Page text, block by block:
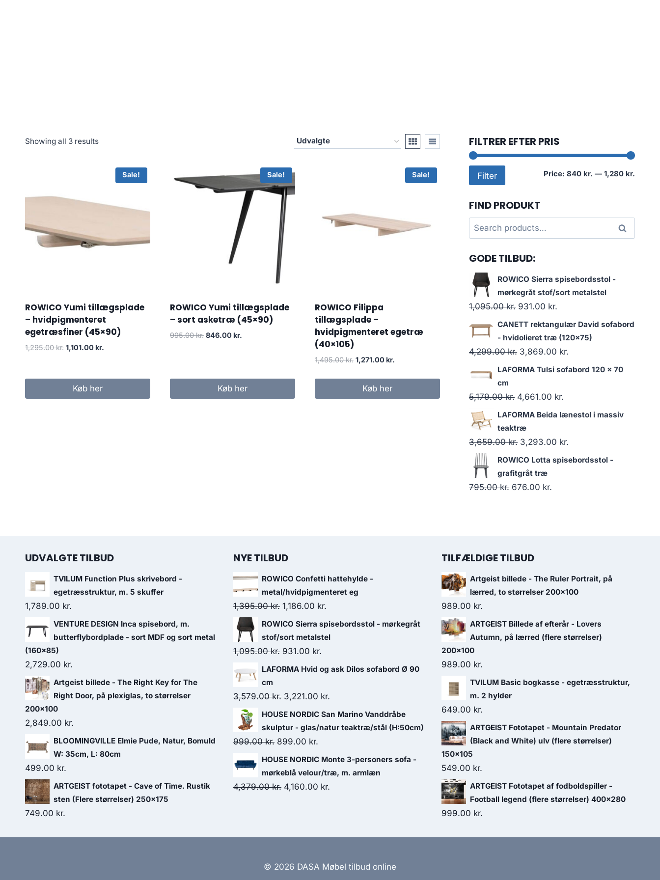
Showing all 3 results
Sale!
ROWICO Yumi tillægsplade
– hvidpigmenteret
egetræsfiner (45×90)
1,295.00kr. 1,101.00 kr.
Køb her
Sale!
ROWICO Yumi tillægsplade
– sort asketræ (45×90)
995.00kr. 846.00 kr.
Køb her
Sale!
ROWICO Filippa
tillægsplade –
hvidpigmenteret egetræ
(40×105)
1,495.00kr. 1,271.00 kr.
Køb her
FILTRER EFTER PRIS
Min
Max
Filter Price: 840 kr. — 1,280 kr.
FIND PRODUKT
Search
for:
Search
GODE TILBUD:
ROWICO Sierra spisebordsstol -
mørkegråt stof/sort metalstel
1,095.00kr. 931.00 kr.
CANETT rektangulær David sofabord
- hvidolieret træ (120x75)
4,299.00kr. 3,869.00 kr.
LAFORMA Tulsi sofabord 120 x 70
cm
5,179.00kr. 4,661.00 kr.
LAFORMA Beida lænestol i massiv
teaktræ
3,659.00kr. 3,293.00 kr.
ROWICO Lotta spisebordsstol -
grafitgråt træ
795.00kr. 676.00 kr.
UDVALGTE TILBUD
TVILUM Function Plus skrivebord -
egetræsstruktur, m. 5 skuffer
1,789.00 kr.
VENTURE DESIGN Inca spisebord, m.
butterflybordplade - sort MDF og sort metal
(160x85)
2,729.00 kr.
Artgeist billede - The Right Key for The
Right Door, på plexiglas, to størrelser
200x100
2,849.00 kr.
BLOOMINGVILLE Elmie Pude, Natur, Bomuld
W: 35cm, L: 80cm
499.00 kr.
ARTGEIST fototapet - Cave of Time. Rustik
sten (Flere størrelser) 250x175
749.00 kr.
NYE TILBUD
ROWICO Confetti hattehylde -
metal/hvidpigmenteret eg
1,395.00kr. 1,186.00 kr.
ROWICO Sierra spisebordsstol - mørkegråt
stof/sort metalstel
1,095.00kr. 931.00 kr.
LAFORMA Hvid og ask Dilos sofabord Ø 90
cm
3,579.00kr. 3,221.00 kr.
HOUSE NORDIC San Marino Vanddråbe
skulptur - glas/natur teaktræ/stål (H:50cm)
999.00kr. 899.00 kr.
HOUSE NORDIC Monte 3-personers sofa -
mørkeblå velour/træ, m. armlæn
4,379.00kr. 4,160.00 kr.
TILFÆLDIGE TILBUD
Artgeist billede - The Ruler Portrait, på
lærred, to størrelser 200x100
989.00 kr.
ARTGEIST Billede af efterår - Lovers
Autumn, på lærred (flere størrelser)
200x100
989.00 kr.
TVILUM Basic bogkasse - egetræsstruktur,
m. 2 hylder
649.00 kr.
ARTGEIST Fototapet - Mountain Predator
(Black and White) ulv (flere størrelser)
150x105
549.00 kr.
ARTGEIST Fototapet af fodboldspiller -
Football legend (flere størrelser) 400x280
999.00 kr.
© 2026 DASA Møbel tilbud online